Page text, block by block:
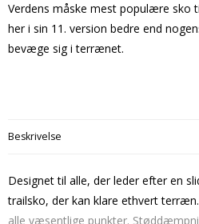
Verdens måske mest populære
her i sin 11. version bedre end
bevæge sig i terrænet.
Beskrivelse
Designet til alle, der leder efter en
trailsko, der kan klare ethvert terræn.
alle væsentlige punkter.